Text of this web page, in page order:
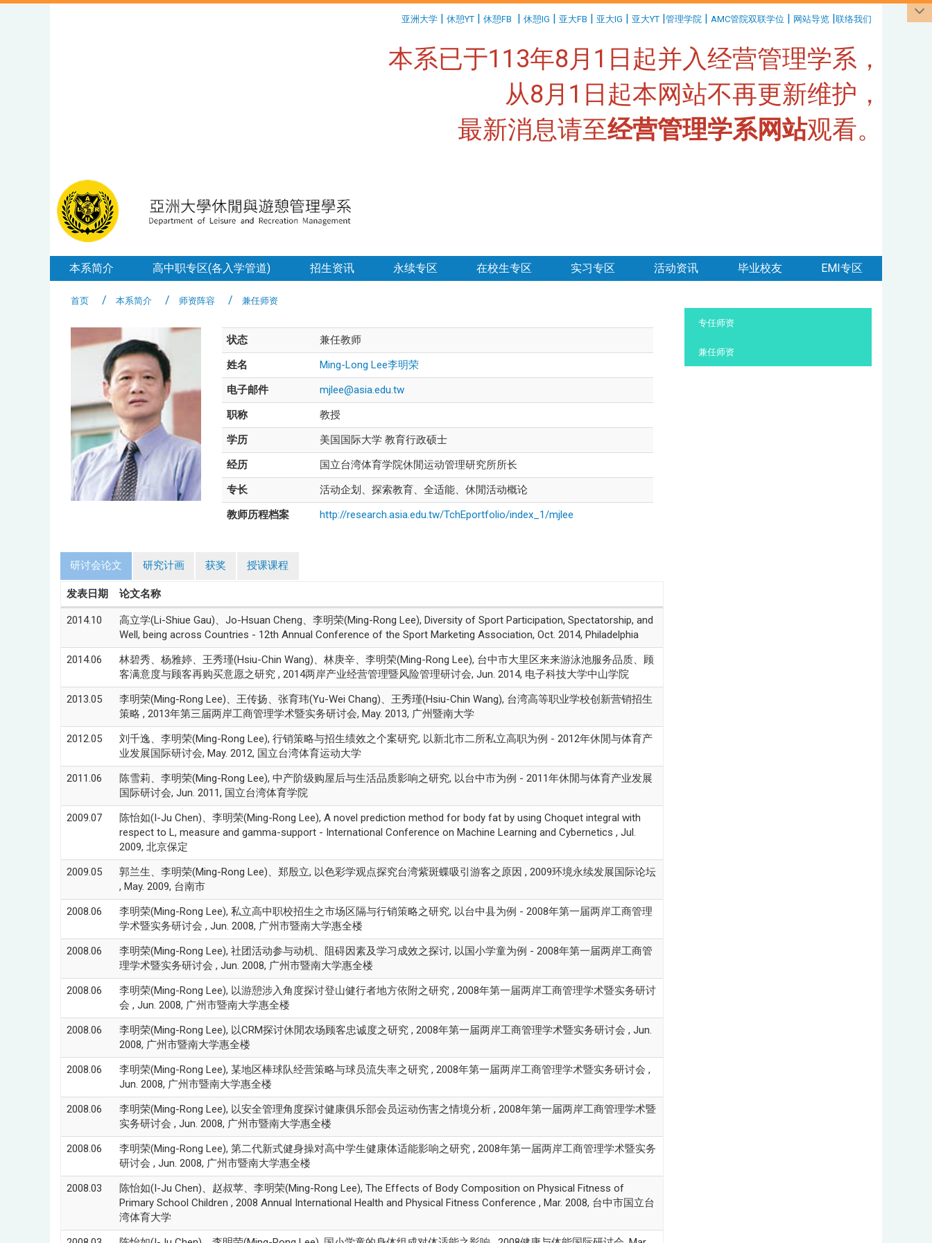
亚洲大学 | 休憩YT | 休憩FB | 休憩IG | 亚大FB | 亚大IG | 亚大YT |管理学院 | AMC管院双联学位 | 网站导览 |联络我们
本系已于113年8月1日起并入经营管理学系，
从8月1日起本网站不再更新维护，
最新消息请至经营管理学系网站观看。
本系简介 高中职专区(各入学管道) 招生资讯 永续专区 在校生专区 实习专区 活动资讯 毕业校友 EMI专区
首页 本系简介 师资阵容 兼任师资
状态
兼任教师
姓名
Ming-Long Lee李明荣
电子邮件
mjlee@asia.edu.tw
职称
教授
学历
美国国际大学 教育行政硕士
经历
国立台湾体育学院休閒运动管理研究所所长
专长
活动企划、探索教育、全适能、休閒活动概论
教师历程档案
http://research.asia.edu.tw/TchEportfolio/index_1/mjlee
研讨会论文 研究计画 获奖 授课课程
发表日期 论文名称
2014.10
高立学(Li-Shiue Gau)、Jo-Hsuan Cheng、李明荣(Ming-Rong Lee), Diversity of Sport Participation, Spectatorship, and
Well, being across Countries - 12th Annual Conference of the Sport Marketing Association, Oct. 2014, Philadelphia
2014.06
林碧秀、杨雅婷、王秀瑾(Hsiu-Chin Wang)、林庚辛、李明荣(Ming-Rong Lee), 台中市大里区来来游泳池服务品质、顾
客满意度与顾客再购买意愿之研究 , 2014两岸产业经营管理暨风险管理研讨会, Jun. 2014, 电子科技大学中山学院
2013.05
李明荣(Ming-Rong Lee)、王传扬、张育玮(Yu-Wei Chang)、王秀瑾(Hsiu-Chin Wang), 台湾高等职业学校创新营销招生
策略 , 2013年第三届两岸工商管理学术暨实务研讨会, May. 2013, 广州暨南大学
2012.05
刘千逸、李明荣(Ming-Rong Lee), 行销策略与招生绩效之个案研究, 以新北市二所私立高职为例 - 2012年休閒与体育产
业发展国际研讨会, May. 2012, 国立台湾体育运动大学
2011.06
陈雪莉、李明荣(Ming-Rong Lee), 中产阶级购屋后与生活品质影响之研究, 以台中市为例 - 2011年休閒与体育产业发展
国际研讨会, Jun. 2011, 国立台湾体育学院
2009.07
陈怡如(I-Ju Chen)、李明荣(Ming-Rong Lee), A novel prediction method for body fat by using Choquet integral with
respect to L, measure and gamma-support - International Conference on Machine Learning and Cybernetics , Jul.
2009, 北京保定
2009.05
郭兰生、李明荣(Ming-Rong Lee)、郑殷立, 以色彩学观点探究台湾紫斑蝶吸引游客之原因 , 2009环境永续发展国际论坛
, May. 2009, 台南市
2008.06
李明荣(Ming-Rong Lee), 私立高中职校招生之市场区隔与行销策略之研究, 以台中县为例 - 2008年第一届两岸工商管理
学术暨实务研讨会 , Jun. 2008, 广州市暨南大学惠全楼
2008.06
李明荣(Ming-Rong Lee), 社团活动参与动机、阻碍因素及学习成效之探讨, 以国小学童为例 - 2008年第一届两岸工商管
理学术暨实务研讨会 , Jun. 2008, 广州市暨南大学惠全楼
2008.06
李明荣(Ming-Rong Lee), 以游憩涉入角度探讨登山健行者地方依附之研究 , 2008年第一届两岸工商管理学术暨实务研讨
会 , Jun. 2008, 广州市暨南大学惠全楼
2008.06
李明荣(Ming-Rong Lee), 以CRM探讨休閒农场顾客忠诚度之研究 , 2008年第一届两岸工商管理学术暨实务研讨会 , Jun.
2008, 广州市暨南大学惠全楼
2008.06
李明荣(Ming-Rong Lee), 某地区棒球队经营策略与球员流失率之研究 , 2008年第一届两岸工商管理学术暨实务研讨会 ,
Jun. 2008, 广州市暨南大学惠全楼
2008.06
李明荣(Ming-Rong Lee), 以安全管理角度探讨健康俱乐部会员运动伤害之情境分析 , 2008年第一届两岸工商管理学术暨
实务研讨会 , Jun. 2008, 广州市暨南大学惠全楼
2008.06
李明荣(Ming-Rong Lee), 第二代新式健身操对高中学生健康体适能影响之研究 , 2008年第一届两岸工商管理学术暨实务
研讨会 , Jun. 2008, 广州市暨南大学惠全楼
2008.03
陈怡如(I-Ju Chen)、赵叔苹、李明荣(Ming-Rong Lee), The Effects of Body Composition on Physical Fitness of
Primary School Children , 2008 Annual International Health and Physical Fitness Conference , Mar. 2008, 台中市国立台
湾体育大学
专任师资
兼任师资